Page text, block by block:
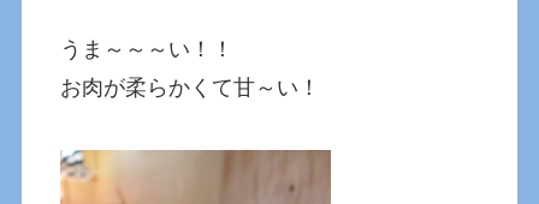
うま～～～い！！
お肉が柔らかくて甘～い！